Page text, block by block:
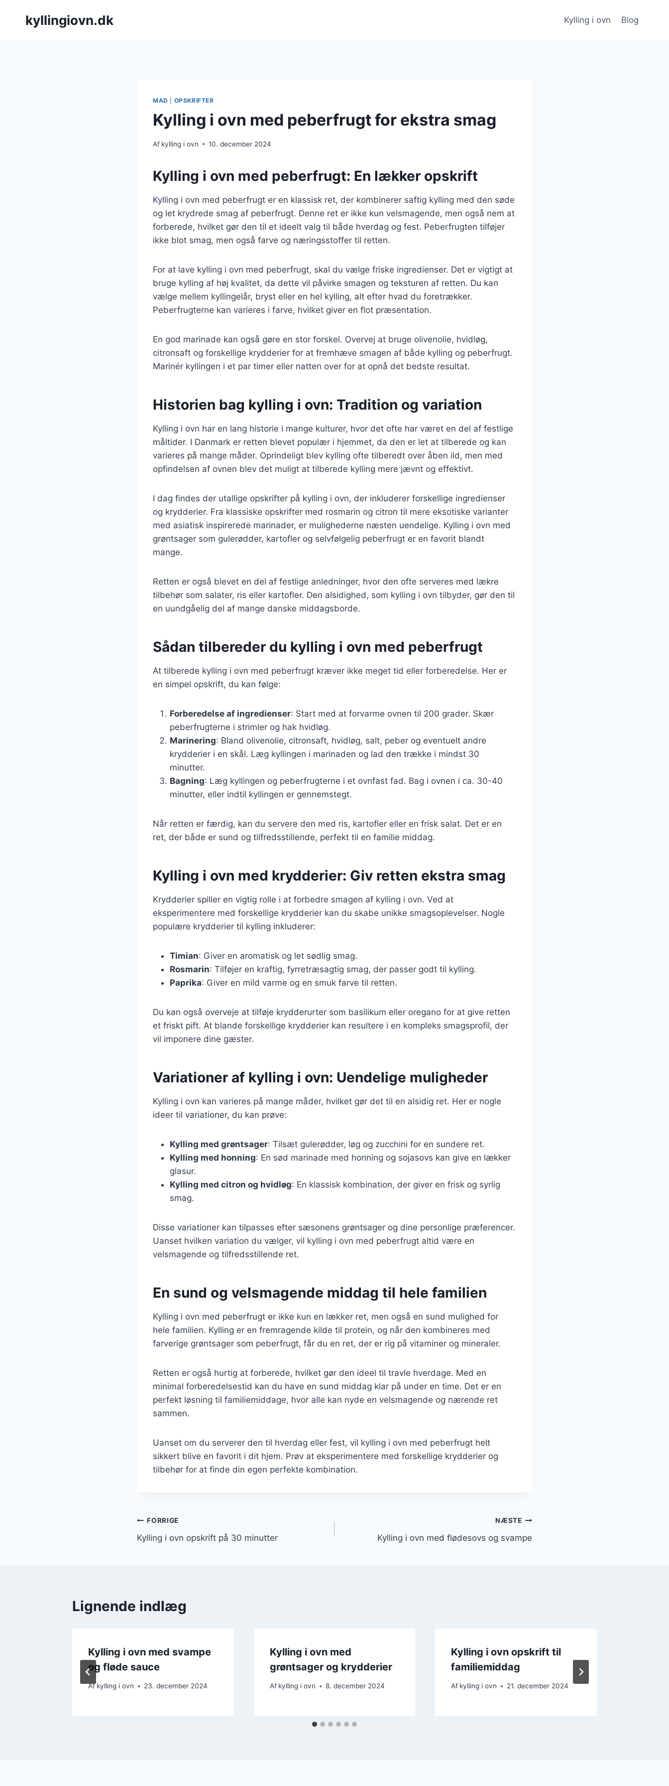
kyllingiovn.dk Kylling i ovn Blog
MAD OPSKRIFTER
Kylling i ovn med peberfrugt for ekstra smag
Af kylling i ovn 10. december 2024
Kylling i ovn med peberfrugt: En lækker opskrift
Kylling i ovn med peberfrugt er en klassisk ret, der kombinerer saftig kylling med den søde
og let krydrede smag af peberfrugt. Denne ret er ikke kun velsmagende, men også nem at
forberede, hvilket gør den til et ideelt valg til både hverdag og fest. Peberfrugten tilføjer
ikke blot smag, men også farve og næringsstoffer til retten.
For at lave kylling i ovn med peberfrugt, skal du vælge friske ingredienser. Det er vigtigt at
bruge kylling af høj kvalitet, da dette vil påvirke smagen og teksturen af retten. Du kan
vælge mellem kyllingelår, bryst eller en hel kylling, alt efter hvad du foretrækker.
Peberfrugterne kan varieres i farve, hvilket giver en flot præsentation.
En god marinade kan også gøre en stor forskel. Overvej at bruge olivenolie, hvidløg,
citronsaft og forskellige krydderier for at fremhæve smagen af både kylling og peberfrugt.
Marinér kyllingen i et par timer eller natten over for at opnå det bedste resultat.
Historien bag kylling i ovn: Tradition og variation
Kylling i ovn har en lang historie i mange kulturer, hvor det ofte har været en del af festlige
måltider. I Danmark er retten blevet populær i hjemmet, da den er let at tilberede og kan
varieres på mange måder. Oprindeligt blev kylling ofte tilberedt over åben ild, men med
opfindelsen af ovnen blev det muligt at tilberede kylling mere jævnt og effektivt.
I dag findes der utallige opskrifter på kylling i ovn, der inkluderer forskellige ingredienser
og krydderier. Fra klassiske opskrifter med rosmarin og citron til mere eksotiske varianter
med asiatisk inspirerede marinader, er mulighederne næsten uendelige. Kylling i ovn med
grøntsager som gulerødder, kartofler og selvfølgelig peberfrugt er en favorit blandt
mange.
Retten er også blevet en del af festlige anledninger, hvor den ofte serveres med lækre
tilbehør som salater, ris eller kartofler. Den alsidighed, som kylling i ovn tilbyder, gør den til
en uundgåelig del af mange danske middagsborde.
Sådan tilbereder du kylling i ovn med peberfrugt
At tilberede kylling i ovn med peberfrugt kræver ikke meget tid eller forberedelse. Her er
en simpel opskrift, du kan følge:
Forberedelse af ingredienser: Start med at forvarme ovnen til 200 grader. Skær
peberfrugterne i strimler og hak hvidløg.
Marinering: Bland olivenolie, citronsaft, hvidløg, salt, peber og eventuelt andre
krydderier i en skål. Læg kyllingen i marinaden og lad den trække i mindst 30
minutter.
Bagning: Læg kyllingen og peberfrugterne i et ovnfast fad. Bag i ovnen i ca. 30-40
minutter, eller indtil kyllingen er gennemstegt.
Når retten er færdig, kan du servere den med ris, kartofler eller en frisk salat. Det er en
ret, der både er sund og tilfredsstillende, perfekt til en familie middag.
Kylling i ovn med krydderier: Giv retten ekstra smag
Krydderier spiller en vigtig rolle i at forbedre smagen af kylling i ovn. Ved at
eksperimentere med forskellige krydderier kan du skabe unikke smagsoplevelser. Nogle
populære krydderier til kylling inkluderer:
Timian: Giver en aromatisk og let sødlig smag.
Rosmarin: Tilføjer en kraftig, fyrretræsagtig smag, der passer godt til kylling.
Paprika: Giver en mild varme og en smuk farve til retten.
Du kan også overveje at tilføje krydderurter som basilikum eller oregano for at give retten
et friskt pift. At blande forskellige krydderier kan resultere i en kompleks smagsprofil, der
vil imponere dine gæster.
Variationer af kylling i ovn: Uendelige muligheder
Kylling i ovn kan varieres på mange måder, hvilket gør det til en alsidig ret. Her er nogle
ideer til variationer, du kan prøve:
Kylling med grøntsager: Tilsæt gulerødder, løg og zucchini for en sundere ret.
Kylling med honning: En sød marinade med honning og sojasovs kan give en lækker
glasur.
Kylling med citron og hvidløg: En klassisk kombination, der giver en frisk og syrlig
smag.
Disse variationer kan tilpasses efter sæsonens grøntsager og dine personlige præferencer.
Uanset hvilken variation du vælger, vil kylling i ovn med peberfrugt altid være en
velsmagende og tilfredsstillende ret.
En sund og velsmagende middag til hele familien
Kylling i ovn med peberfrugt er ikke kun en lækker ret, men også en sund mulighed for
hele familien. Kylling er en fremragende kilde til protein, og når den kombineres med
farverige grøntsager som peberfrugt, får du en ret, der er rig på vitaminer og mineraler.
Retten er også hurtig at forberede, hvilket gør den ideel til travle hverdage. Med en
minimal forberedelsestid kan du have en sund middag klar på under en time. Det er en
perfekt løsning til familiemiddage, hvor alle kan nyde en velsmagende og nærende ret
sammen.
Uanset om du serverer den til hverdag eller fest, vil kylling i ovn med peberfrugt helt
sikkert blive en favorit i dit hjem. Prøv at eksperimentere med forskellige krydderier og
tilbehør for at finde din egen perfekte kombination.
Indlægsnavigation
FORRIGE
Kylling i ovn opskrift på 30 minutter
NÆSTE
Kylling i ovn med flødesovs og svampe
Lignende indlæg
Kylling i ovn med svampe
og fløde sauce
Af kylling i ovn 23. december 2024
Kylling i ovn med
grøntsager og krydderier
Af kylling i ovn 8. december 2024
Kylling i ovn opskrift til
familiemiddag
Af kylling i ovn 21. december 2024